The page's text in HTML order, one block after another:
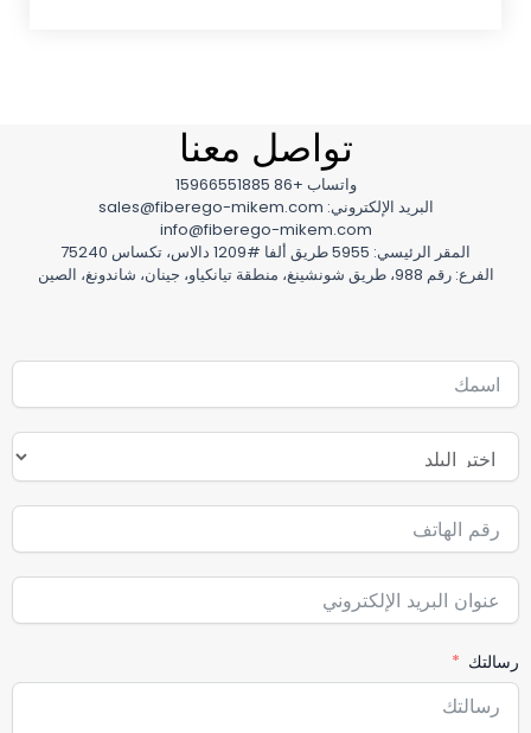
تواصل معنا
واتساب +86 15966551885
البريد الإلكتروني: sales@fiberego-mikem.com
info@fiberego-mikem.com
المقر الرئيسي: 5955 طريق ألفا #1209 دالاس، تكساس 75240
الفرع: رقم 988، طريق شونشينغ، منطقة تيانكياو، جينان، شاندونغ، الصين
رسالتك